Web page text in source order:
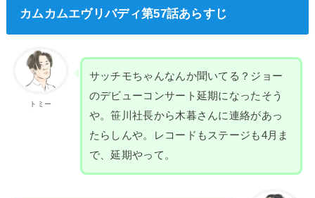
カムカムエヴリバディ第57話あらすじ
トミー
サッチモちゃんなんか聞いてる？ジョー
のデビューコンサート延期になったそう
や。笹川社長から木暮さんに連絡があっ
たらしんや。レコードもステージも4月ま
で、延期やって。